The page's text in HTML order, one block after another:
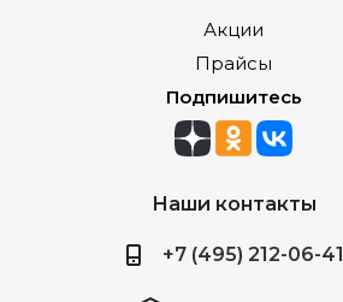
Акции
Прайсы
Подпишитесь
Наши контакты
+7 (495) 212-06-41